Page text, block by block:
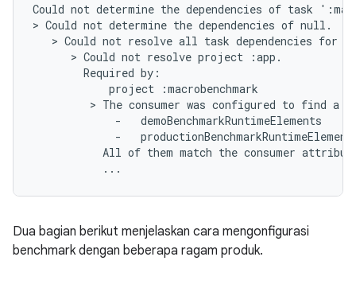
Could not determine the dependencies of task
> Could not determine the dependencies of null.
> Could not resolve all task dependencies for
      > Could not resolve project :app.
        Required by:
            project :macrobenchmark
> The consumer was configured to find a
             -   demoBenchmarkRuntimeElements
-
All of them match the consumer
Dua bagian berikut menjelaskan cara mengonfigurasi
benchmark dengan beberapa ragam produk.